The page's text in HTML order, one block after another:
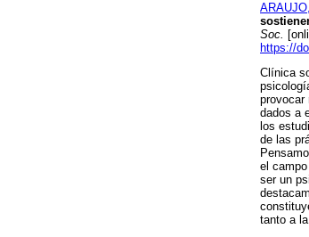
Soc.
https://
Clínica
provocar
dados a
los
de las
el
ser un
tanto a